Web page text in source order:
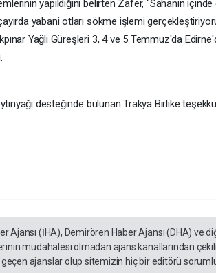
yapıldığını belirten Zafer, "Sahanın
yabani otları sökme işlemi
Yağlı Güreşleri 3, 4 ve 5 Temmuz'da
desteğinde bulunan Trakya Birlike
Ajansı (İHA), Demirören Haber Ajansı (DHA) ve
müdahalesi olmadan ajans kanallarından
ajanslar olup sitemizin hiç bir editörü